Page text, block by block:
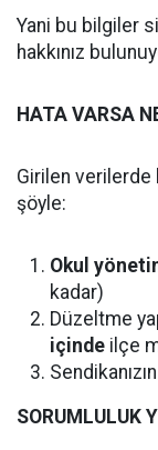
Yani bu bilgiler
hakkınız
HATA VARSA
Girilen
şöyle:
Okul
kadar)
Düzeltme
içinde ilçe
SORUMLULUK